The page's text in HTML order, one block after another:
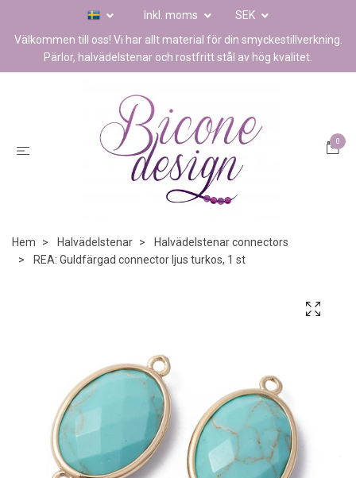
Inkl. moms
SEK
Välkommen till oss! Vi har allt material för din smyckestillverkning.
Pärlor, halvädelstenar och rostfritt stål av hög kvalitet.
0
Hem Halvädelstenar
Halvädelstenar connectors
REA: Guldfärgad connector ljus turkos, 1 st